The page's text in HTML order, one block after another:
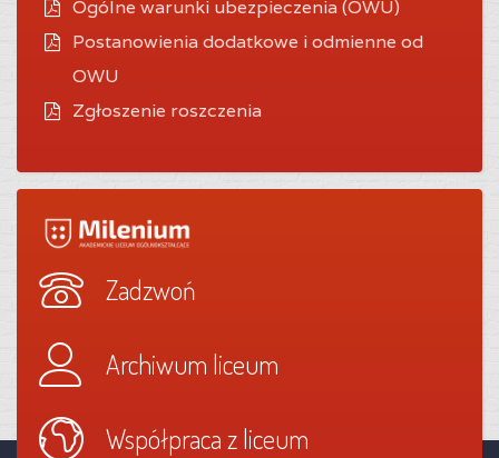
Ogólne warunki ubezpieczenia (OWU)
Postanowienia dodatkowe i odmienne od
OWU
Zgłoszenie roszczenia
Zadzwoń
Archiwum liceum
Współpraca z liceum